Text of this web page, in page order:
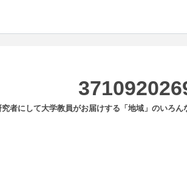
者にして大学教員がお届けする「地域」のいろん